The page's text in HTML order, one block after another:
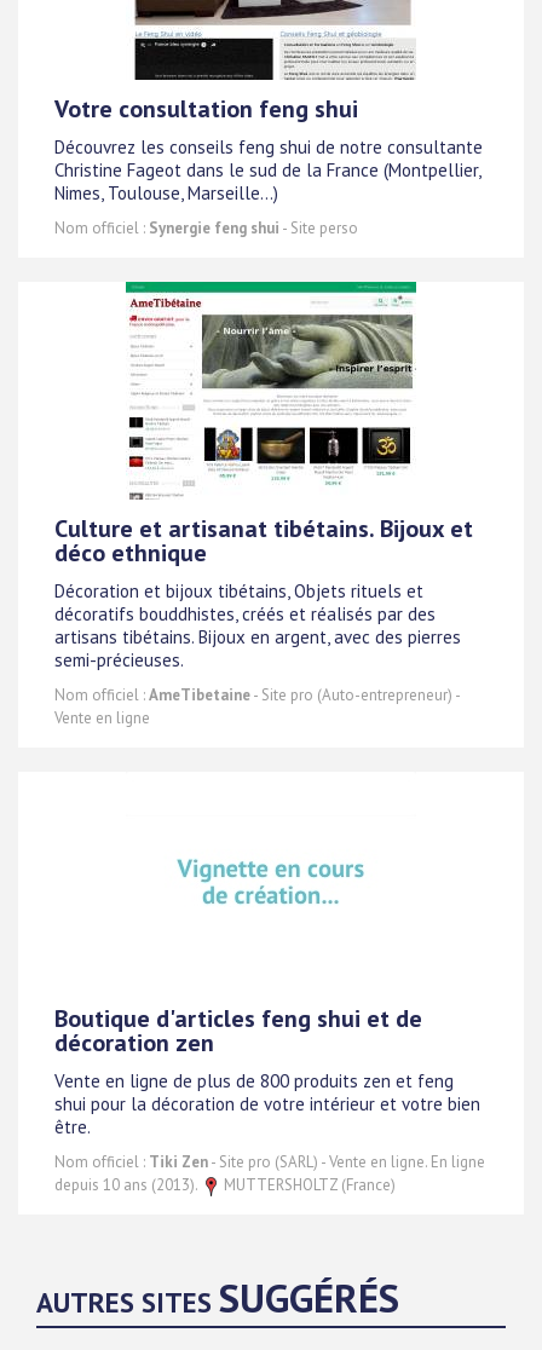
Votre consultation feng shui
Découvrez les conseils feng shui de notre consultante
Christine Fageot dans le sud de la France (Montpellier,
Nimes, Toulouse, Marseille...)
Nom officiel : Synergie feng shui - Site perso
Culture et artisanat tibétains. Bijoux et
déco ethnique
Décoration et bijoux tibétains, Objets rituels et
décoratifs bouddhistes, créés et réalisés par des
artisans tibétains. Bijoux en argent, avec des pierres
semi-précieuses.
Nom officiel :AmeTibetaine- Site pro (Auto-entrepreneur) -
Vente en ligne
Boutique d'articles feng shui et de
décoration zen
Vente en ligne de plus de 800 produits zen et feng
shui pour la décoration de votre intérieur et votre bien
être.
Nom officiel : Tiki Zen- Site pro (SARL) - Vente en ligne. En ligne
depuis 10 ans (2013).
MUTTERSHOLTZ (France)
AUTRES SITES SUGGÉRÉS